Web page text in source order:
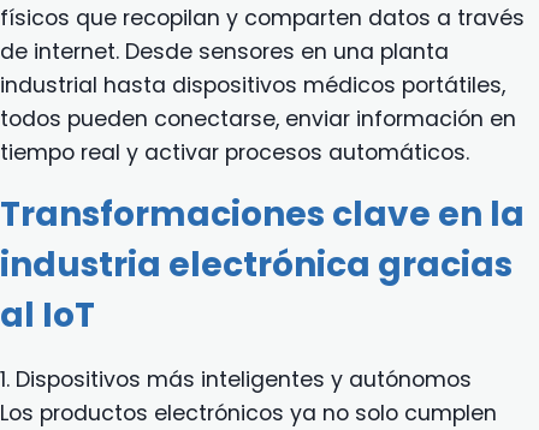
físicos que recopilan y comparten datos a través
de internet. Desde sensores en una planta
industrial hasta dispositivos médicos portátiles,
todos pueden conectarse, enviar información en
tiempo real y activar procesos automáticos.
Transformaciones clave en la
industria electrónica gracias
al IoT
1. Dispositivos más inteligentes y autónomos
Los productos electrónicos ya no solo cumplen